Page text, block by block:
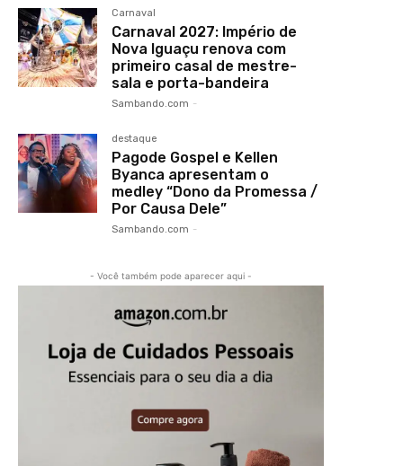
Carnaval
Carnaval 2027: Império de
Nova Iguaçu renova com
primeiro casal de mestre-
sala e porta-bandeira
Sambando.com -
destaque
Pagode Gospel e Kellen
Byanca apresentam o
medley “Dono da Promessa /
Por Causa Dele”
Sambando.com -
- Você também pode aparecer aqui -